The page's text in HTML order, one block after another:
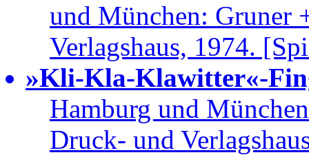
und München: Gruner
Verlagshaus, 1974.
»Kli-Kla-Klawitter«-
Hamburg und
Druck- und